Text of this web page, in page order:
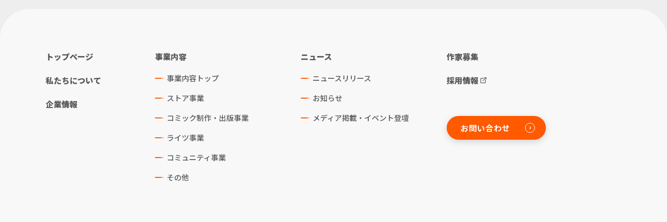
トップページ
私たちについて
企業情報
事業内容
事業内容トップ
ストア事業
コミック制作・出版事業
ライツ事業
コミュニティ事業
その他
ニュース
ニュースリリース
お知らせ
メディア掲載・イベント登壇
作家募集
採用情報
お問い合わせ